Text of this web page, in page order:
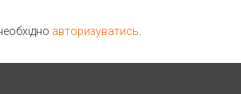
авторизуватись.